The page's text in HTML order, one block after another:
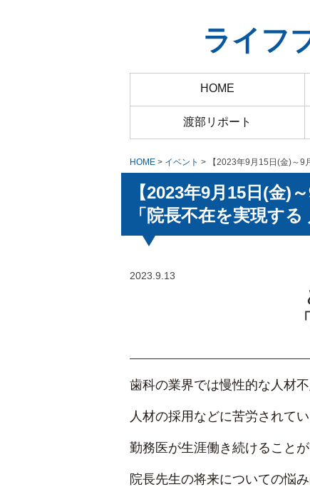
ライフ
HOME
渡部リポート
HOME > イベント > 【2023年9月15日(金)～9
【2023年9月15日(金)
「院長不在を実現す
2023.9.13
歯科の業界では慢性的な人材
人材の採用などに苦労されて
勤務医が生涯働き続けること
院長先生の将来についての悩